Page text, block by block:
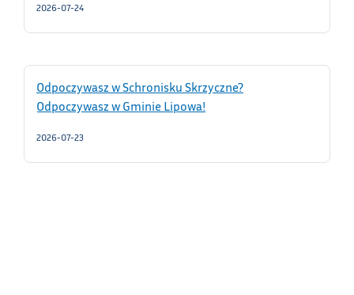
2026-07-24
Odpoczywasz w Schronisku Skrzyczne?
Odpoczywasz w Gminie Lipowa!
2026-07-23